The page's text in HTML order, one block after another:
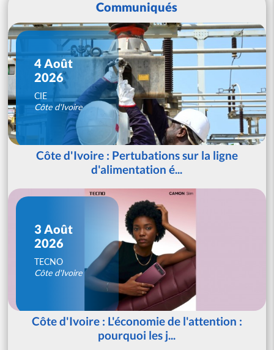
Communiqués
4 Août
2026
CIE
Côte d'Ivoire
Côte d'Ivoire : Pertubations sur la ligne
d'alimentation é...
3 Août
2026
TECNO
Côte d'Ivoire
Côte d'Ivoire : L'économie de l'attention :
pourquoi les j...